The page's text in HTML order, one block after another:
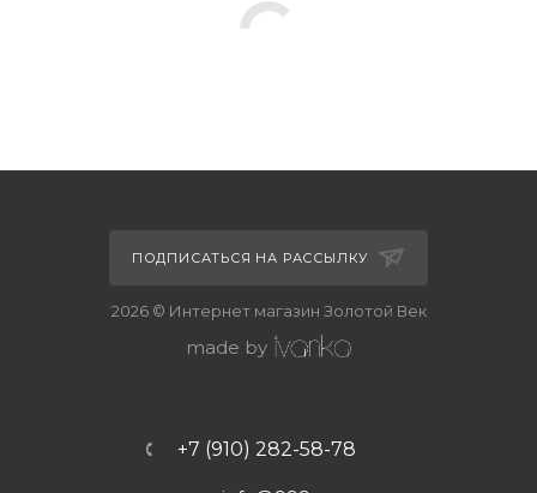
ПОДПИСАТЬСЯ НА РАССЫЛКУ
2026 © Интернет магазин Золотой Век
made by
+7 (910) 282-58-78